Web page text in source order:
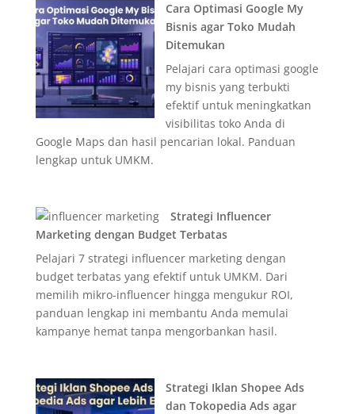
Cara Optimasi Google My
Bisnis agar Toko Mudah
Ditemukan
Pelajari cara optimasi google
my bisnis yang terbukti
efektif untuk meningkatkan
visibilitas toko Anda di
Google Maps dan hasil pencarian lokal. Panduan
lengkap untuk UMKM.
Strategi Influencer
Marketing dengan Budget Terbatas
Pelajari 7 strategi influencer marketing dengan
budget terbatas yang efektif untuk UMKM. Dari
memilih mikro-influencer hingga mengukur ROI,
panduan lengkap ini membantu Anda memulai
kampanye hemat tanpa mengorbankan hasil.
Strategi Iklan Shopee Ads
dan Tokopedia Ads agar